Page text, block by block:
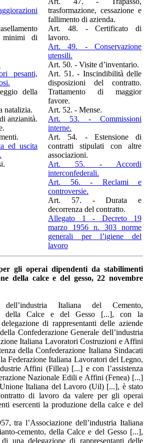
minimi di
pesanti,
della
natalizia.
anzianità.
ed uscita
trasformazione, cessazione e
fallimento di azienda.
Art. 48. - Certificato di
lavoro.
Art. 49. - Conservazione
utensili.
Art. 50. - Visite d’inventario.
Art. 51. - Inscindibilità delle
disposizioni del contratto.
Trattamento di maggior
favore.
Art. 52. - Mense.
Art. 53. - Commissioni
interne.
Art. 54. - Estensione di
contratti stipulati con altre
associazioni.
Art. 55. - Accordi
interconfederali.
Art. 56. - Reclami e
controversie.
Art. 57. - Durata e
decorrenza del contratto.
Allegato 1 - Decreto 19
marzo 1956 n. 303 norme
generali per l’igiene del
lavoro
gli operai dipendenti da stabilimenti
della calce e del gesso, 22 novembre
dell’industria Italiana del Cemento,
della Calce e del Gesso [...], con la
di rappresentanti delle aziende
Confederazione Generale dell’industria
Italiana Lavoratori Costruzioni e Affini
della Confederazione Italiana Sindacati
Federazione Italiana Lavoratori del Legno,
Affini (Fillea) [...] e con l’assistenza
Nazionale Edili e Affini (Fenea) [...]
Italiana del Lavoro (Uil) [...], è stato
di lavoro da valere per gli operai
esercenti la produzione della calce e del
tra l’Associazione dell’industria Italiana
cemento, della Calce e del Gesso [...],
una delegazione di rappresentanti delle